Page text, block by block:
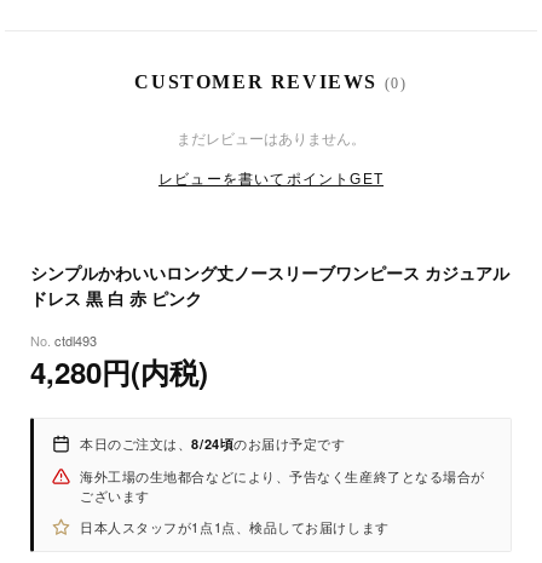
素材：ポリエステル（ニット）
※身丈は肩から裾までの長さです。
※実寸を記載しておりますが、商品により誤差が生じる場合がござい
ます。
CUSTOMER REVIEWS (0)
まだレビューはありません。
レビューを書いてポイントGET
シンプルかわいいロング丈ノースリーブワンピース カジュアル
ドレス 黒 白 赤 ピンク
ctdl493
4,280円(内税)
本日のご注文は、8/24頃のお届け予定です
海外工場の生地都合などにより、予告なく生産終了となる場合が
ございます
日本人スタッフが1点1点、検品してお届けします